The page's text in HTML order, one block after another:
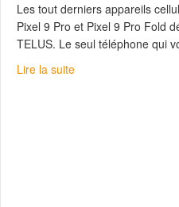
Les tout derniers appareils
Pixel 9 Pro et Pixel 9 Pro Fold
TELUS. Le seul téléphone qui
Lire la suiteabout Découvrez le